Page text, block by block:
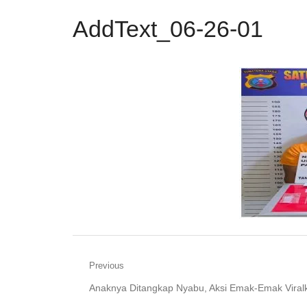
AddText_06-26-01
Navigasi
pos
Previous
Previous
Anaknya Ditangkap Nyabu, Aksi Emak-Emak